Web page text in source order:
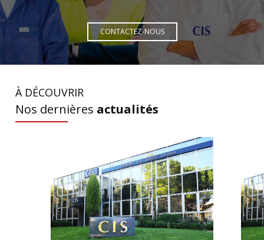
CONTACTEZ-NOUS
À DÉCOUVRIR
Nos dernières actualités